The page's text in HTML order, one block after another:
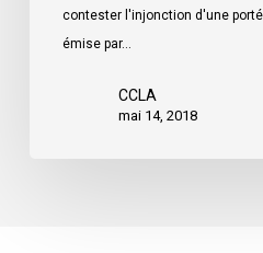
contester l'injonction d'une
émise par…
CCLA
mai 14, 2018